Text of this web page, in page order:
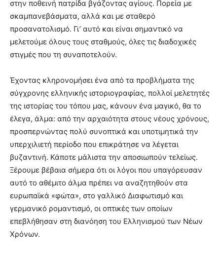
στην ποθεινή πατρίδα βγάζοντας αγίους. Πορεία με
σκαμπανεβάσματα, αλλά και με σταθερό
προσανατολισμό. Γι’ αυτό και είναι σημαντικό να
μελετούμε όλους τους σταθμούς, όλες τις διαδοχικές
στιγμές που τη συναποτελούν.
Έχοντας κληρονομήσει ένα από τα προβλήματα της
σύγχρονης ελληνικής ιστοριογραφίας, πολλοί μελετητές
της ιστορίας του τόπου μας, κάνουν ένα μαγικό, θα το
έλεγα, άλμα: από την αρχαιότητα στους νέους χρόνους,
προσπερνώντας πολύ συνοπτικά και υποτιμητικά την
υπερχιλιετή περίοδο που επικράτησε να λέγεται
βυζαντινή. Κάποτε μάλιστα την αποσιωπούν τελείως.
Ξέρουμε βέβαια σήμερα ότι οι λόγοι που υπαγόρευσαν
αυτό το αθέμιτο άλμα πρέπει να αναζητηθούν στα
ευρωπαϊκά «φώτα», στο γαλλικό Διαφωτισμό και
γερμανικό ρομαντισμό, οι οπτικές των οποίων
επεβλήθησαν στη διανόηση του Ελληνισμού των Νέων
Χρόνων.